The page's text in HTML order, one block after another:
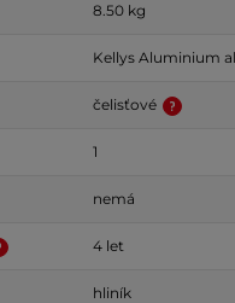
8.50 kg
Kellys Aluminium
čelisťové
1
nemá
4 let
hliník